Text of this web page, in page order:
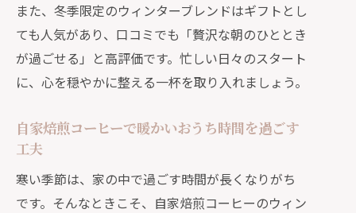
自家焙煎コーヒーの飲み比べで見つけ
る冬の個性
好みに合わせて選ぶ自家焙煎ウィンタ
ーブレンド
して楽しむ
自家焙煎コーヒーで感じる冬の季節感
また、冬季限定のウィンターブレンドはギフトとし
ても人気があり、口コミでも「贅沢な朝のひととき
が過ごせる」と高評価です。忙しい日々のスタート
に、心を穏やかに整える一杯を取り入れましょう。
自家焙煎コーヒーで暖かいおうち時間を過ごす
工夫
寒い季節は、家の中で過ごす時間が長くなりがち
です。そんなときこそ、自家焙煎コーヒーのウィン